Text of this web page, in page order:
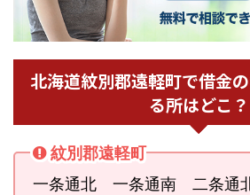
北海道紋別郡遠軽町で借金
る所はどこ？
紋別郡遠軽町
一条通北 一条通南 二条